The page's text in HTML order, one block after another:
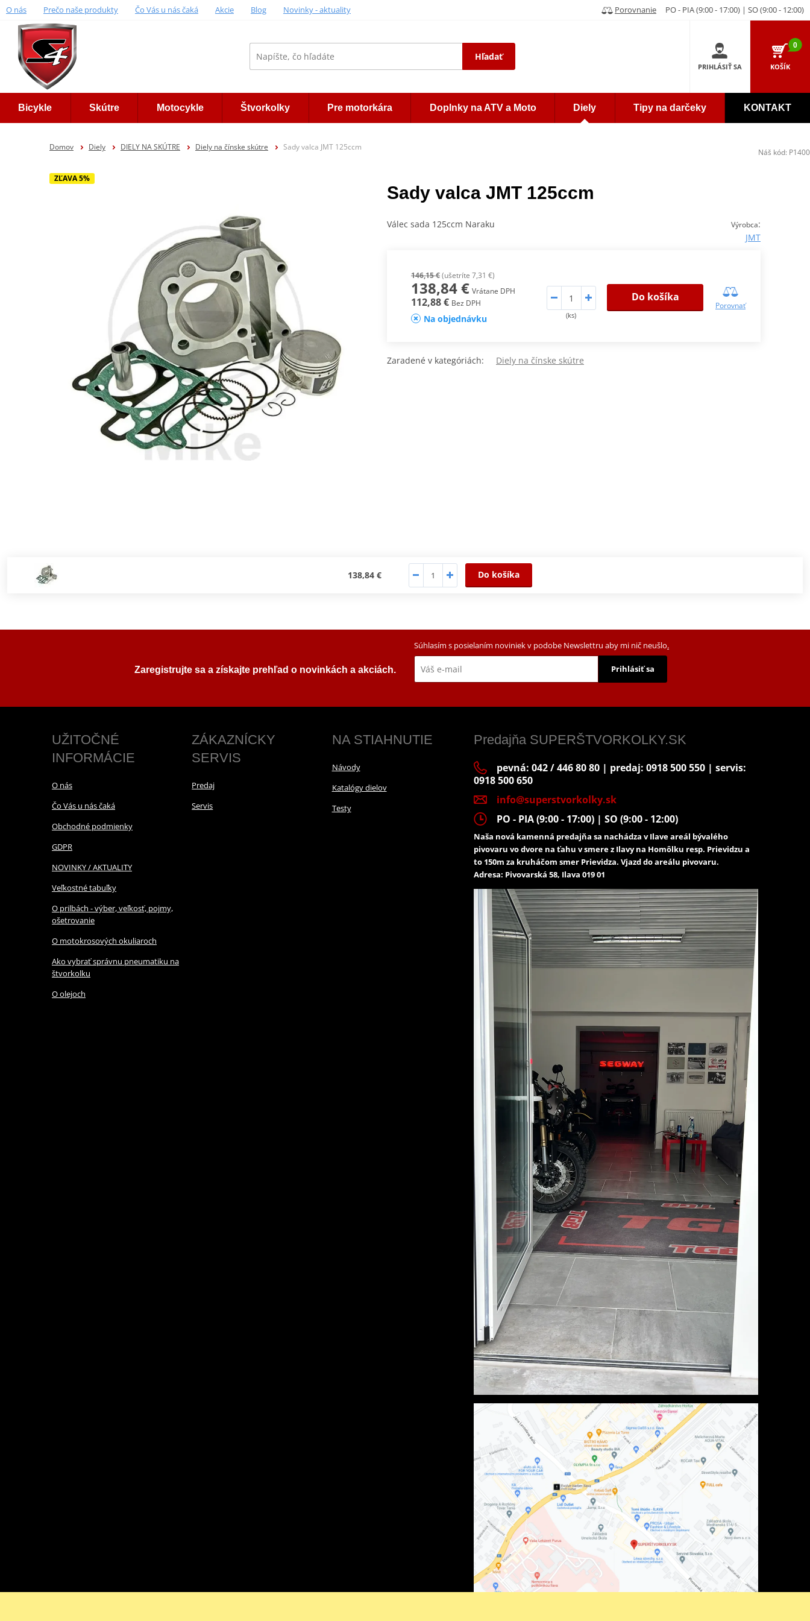
O nás Prečo naše produkty Čo Vás u nás čaká Akcie Blog Novinky - aktuality Porovnanie PO - PIA (9:00 - 17:00) | SO (9:00 - 12:00)
Hľadať
PRIHLÁSIŤ SA
0
KOŠÍK
Bicykle Skútre Motocykle Štvorkolky Pre motorkára Doplnky na ATV a Moto Diely Tipy na darčeky KONTAKT
Domov Diely DIELY NA SKÚTRE Diely na čínske skútre Sady valca JMT 125ccm
ZĽAVA 5%
Sady valca JMT 125ccm
Výrobca:
JMT
Válec sada 125ccm Naraku
146,15 €(ušetríte 7,31 €)
138,84 € Vrátane DPH
112,88 € Bez DPH
Na objednávku (ks)
Do košíka
Porovnať
Zaradené v kategóriách: Diely na čínske skútre
138,84 € Do košíka
Náš kód: P1400
Zaregistrujte sa a získajte prehľad o novinkách a akciách.
Súhlasím s posielaním noviniek v podobe Newslettru aby mi nič neušlo.
Prihlásiť sa
UŽITOČNÉ
INFORMÁCIE
O nás
Čo Vás u nás čaká
Obchodné podmienky
GDPR
NOVINKY / AKTUALITY
Veľkostné tabuľky
O prilbách - výber, veľkosť, pojmy,
ošetrovanie
O motokrosových okuliaroch
Ako vybrať správnu pneumatiku na
štvorkolku
O olejoch
ZÁKAZNÍCKY
SERVIS
Predaj
Servis
NA STIAHNUTIE
Návody
Katalógy dielov
Testy
Predajňa SUPERŠTVORKOLKY.SK
pevná: 042 / 446 80 80 | predaj: 0918 500 550 | servis:
0918 500 650
info@superstvorkolky.sk
PO - PIA (9:00 - 17:00) | SO (9:00 - 12:00)
Naša nová kamenná predajňa sa nachádza v Ilave areál bývalého
pivovaru vo dvore na ťahu v smere z Ilavy na Homôlku resp. Prievidzu a
to 150m za kruháčom smer Prievidza. Vjazd do areálu pivovaru.
Adresa: Pivovarská 58, Ilava 019 01